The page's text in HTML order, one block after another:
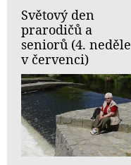
Světový den
prarodičů a
seniorů (4. neděle
v červenci)